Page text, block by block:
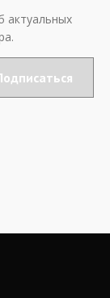
актуальных